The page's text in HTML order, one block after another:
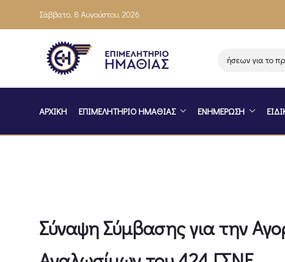
Σάββατο, 8 Αυγούστου, 2026
Ενημέρωση επιχειρήσεων για το
ΑΡΧΙΚΗ ΕΠΙΜΕΛΗΤΗΡΙΟ ΗΜΑΘΙΑΣ ΕΝΗΜΕΡΩΣΗ
Σύναψη Σύμβασης για την